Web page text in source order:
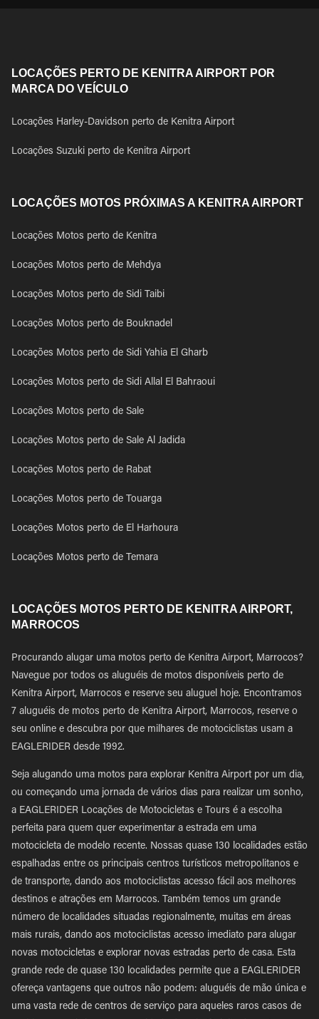
LOCAÇÕES PERTO DE KENITRA AIRPORT POR
MARCA DO VEÍCULO
Locações Harley-Davidson perto de Kenitra Airport
Locações Suzuki perto de Kenitra Airport
LOCAÇÕES MOTOS PRÓXIMAS A KENITRA AIRPORT
Locações Motos perto de Kenitra
Locações Motos perto de Mehdya
Locações Motos perto de Sidi Taibi
Locações Motos perto de Bouknadel
Locações Motos perto de Sidi Yahia El Gharb
Locações Motos perto de Sidi Allal El Bahraoui
Locações Motos perto de Sale
Locações Motos perto de Sale Al Jadida
Locações Motos perto de Rabat
Locações Motos perto de Touarga
Locações Motos perto de El Harhoura
Locações Motos perto de Temara
LOCAÇÕES MOTOS PERTO DE KENITRA AIRPORT,
MARROCOS
Procurando alugar uma motos perto de Kenitra Airport, Marrocos?
Navegue por todos os aluguéis de motos disponíveis perto de
Kenitra Airport, Marrocos e reserve seu aluguel hoje. Encontramos
7 aluguéis de motos perto de Kenitra Airport, Marrocos, reserve o
seu online e descubra por que milhares de motociclistas usam a
EAGLERIDER desde 1992.
Seja alugando uma motos para explorar Kenitra Airport por um dia,
ou começando uma jornada de vários dias para realizar um sonho,
a EAGLERIDER Locações de Motocicletas e Tours é a escolha
perfeita para quem quer experimentar a estrada em uma
motocicleta de modelo recente. Nossas quase 130 localidades estão
espalhadas entre os principais centros turísticos metropolitanos e
de transporte, dando aos motociclistas acesso fácil aos melhores
destinos e atrações em Marrocos. Também temos um grande
número de localidades situadas regionalmente, muitas em áreas
mais rurais, dando aos motociclistas acesso imediato para alugar
novas motocicletas e explorar novas estradas perto de casa. Esta
grande rede de quase 130 localidades permite que a EAGLERIDER
ofereça vantagens que outros não podem: aluguéis de mão única e
uma vasta rede de centros de serviço para aqueles raros casos de